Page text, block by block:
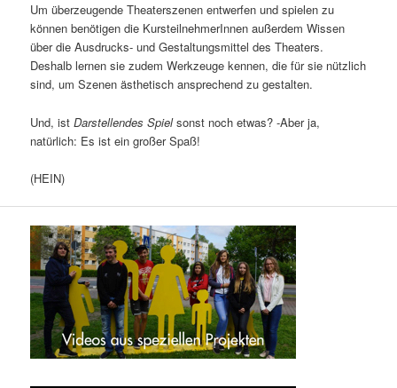
Um überzeugende Theaterszenen entwerfen und spielen zu
können benötigen die KursteilnehmerInnen außerdem Wissen
über die Ausdrucks- und Gestaltungsmittel des Theaters.
Deshalb lernen sie zudem Werkzeuge kennen, die für sie nützlich
sind, um Szenen ästhetisch ansprechend zu gestalten.
Und, istDarstellendes Spielsonst noch etwas? -Aber ja,
natürlich: Es ist ein großer Spaß!
(HEIN)